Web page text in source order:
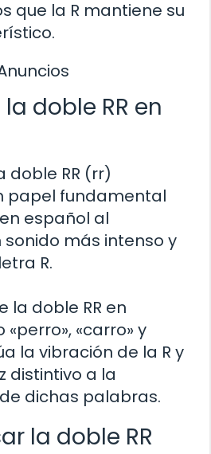
que la R mantiene su
doble RR en
doble RR (rr)
papel fundamental
español al
más intenso y
R.
la doble RR en
«carro» y
la vibración de la R y
distintivo a la
dichas palabras.
la doble RR